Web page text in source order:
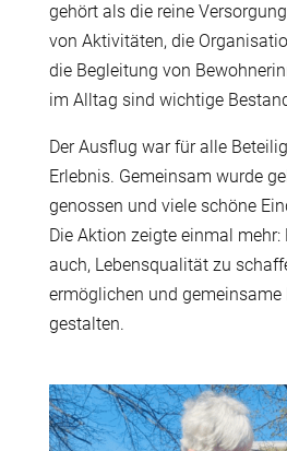
gehört als die reine
von Aktivitäten, die
die Begleitung von
im Alltag sind wichtige
Der Ausflug war für alle
Erlebnis. Gemeinsam wurde
genossen und viele schöne
Die Aktion zeigte einmal mehr:
auch, Lebensqualität zu
ermöglichen und gemeinsame
gestalten.